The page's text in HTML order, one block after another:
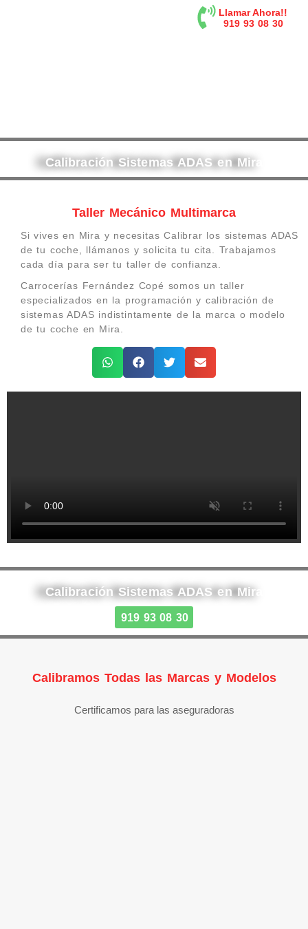
Llamar Ahora!!
919 93 08 30
Calibración Sistemas ADAS en Mira
Taller Mecánico Multimarca
Si vives en Mira y necesitas Calibrar los sistemas ADAS
de tu coche, llámanos y solicita tu cita. Trabajamos
cada día para ser tu taller de confianza.
Carrocerías Fernández Copé somos un taller
especializados en la programación y calibración de
sistemas ADAS indistintamente de la marca o modelo
de tu coche en Mira.
Calibración Sistemas ADAS en Mira
919 93 08 30
Calibramos Todas las Marcas y Modelos
Certificamos para las aseguradoras